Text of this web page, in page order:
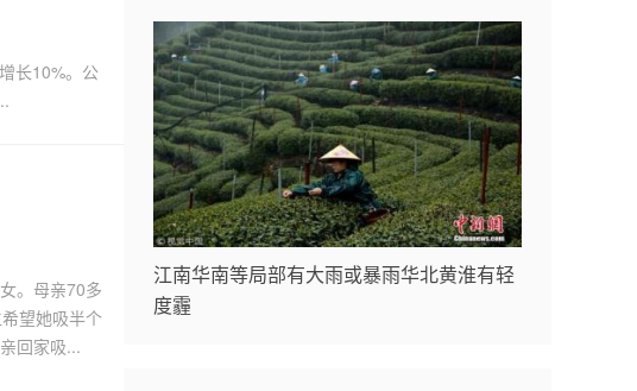
长10%。公
。母亲70多
望她吸半个
回家吸...
江南华南等局部有大雨或暴雨华北黄淮有轻
度霾